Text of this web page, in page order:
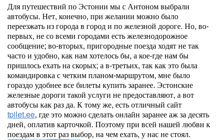
Для путешествий по Эстонии мы с Антоном выбрали
автобусы. Нет, конечно, при желании можно было
переезжать из города в город и по железной дороге. Но, во-
первых, не со всеми городами есть железнодорожное
сообщение; во-вторых, пригородные поезда ходят не так
часто и удобно, как нам хотелось бы, а кое-где нам бы
пришлось ехать на скорых; а в-третьих, так как это была
командировка с четким планом-маршрутом, мне было
гораздо удобнее все билеты купить заранее. Эстонские
железные дороги такой услуги не предоставляют, а вот
автобусы как раз да. К тому же, есть отличный сайт
tpilet.ee, где это можно сделать онлайн заранее аж за десять
дней, оплатив карточкой. Поэтому при всей нашей любви к
поездам в этот раз выбор, на чем ехать, у нас не стоял.